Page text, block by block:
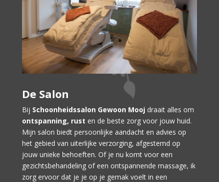
De Salon
Bij Schoonheidssalon Gewoon Mooj draait alles om
ontspanning, rust en de beste zorg voor jouw huid.
Mijn salon biedt persoonlijke aandacht en advies op
het gebied van uiterlijke verzorging, afgestemd op
jouw unieke behoeften. Of je nu komt voor een
gezichtsbehandeling of een ontspannende massage, ik
zorg ervoor dat je je op je gemak voelt in een